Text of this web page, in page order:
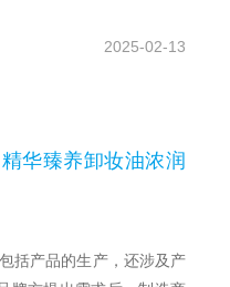
2025-02-13
华臻养卸妆油浓润
括产品的生产，还涉及产